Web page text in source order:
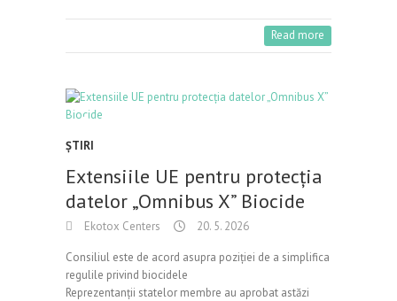
Read more
ŞTIRI
Extensiile UE pentru protecția
datelor „Omnibus X” Biocide
Ekotox Centers 20. 5. 2026
Consiliul este de acord asupra poziției de a simplifica
regulile privind biocidele
Reprezentanții statelor membre au aprobat astăzi